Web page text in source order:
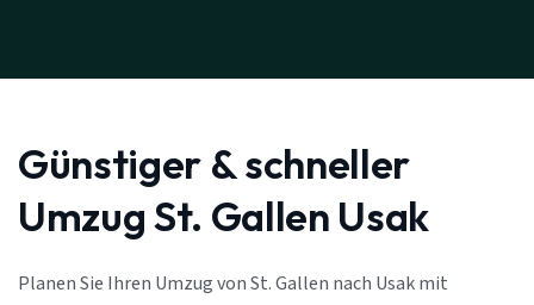
Günstiger & schneller
Umzug St. Gallen Usak
Planen Sie Ihren Umzug von St. Gallen nach Usak mit